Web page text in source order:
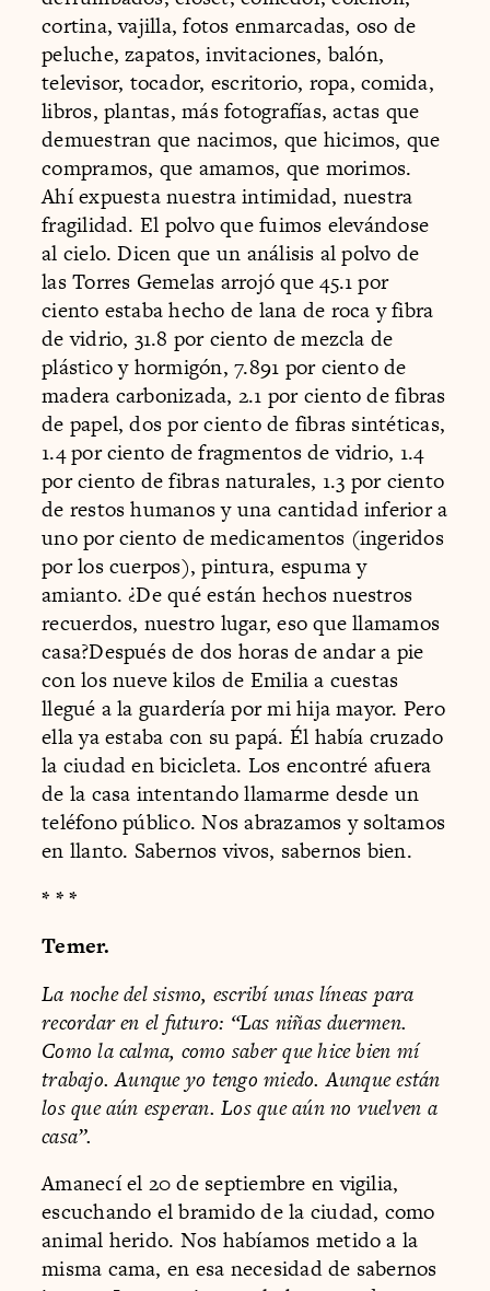
cortina, vajilla, fotos enmarcadas, oso de
peluche, zapatos, invitaciones, balón,
televisor, tocador, escritorio, ropa, comida,
libros, plantas, más fotografías, actas que
demuestran que nacimos, que hicimos, que
compramos, que amamos, que morimos.
Ahí expuesta nuestra intimidad, nuestra
fragilidad. El polvo que fuimos elevándose
al cielo. Dicen que un análisis al polvo de
las Torres Gemelas arrojó que 45.1 por
ciento estaba hecho de lana de roca y fibra
de vidrio, 31.8 por ciento de mezcla de
plástico y hormigón, 7.891 por ciento de
madera carbonizada, 2.1 por ciento de fibras
de papel, dos por ciento de fibras sintéticas,
1.4 por ciento de fragmentos de vidrio, 1.4
por ciento de fibras naturales, 1.3 por ciento
de restos humanos y una cantidad inferior a
uno por ciento de medicamentos (ingeridos
por los cuerpos), pintura, espuma y
amianto. ¿De qué están hechos nuestros
recuerdos, nuestro lugar, eso que llamamos
casa?Después de dos horas de andar a pie
con los nueve kilos de Emilia a cuestas
llegué a la guardería por mi hija mayor. Pero
ella ya estaba con su papá. Él había cruzado
la ciudad en bicicleta. Los encontré afuera
de la casa intentando llamarme desde un
teléfono público. Nos abrazamos y soltamos
en llanto. Sabernos vivos, sabernos bien.
* * *
Temer.
La noche del sismo, escribí unas líneas para
recordar en el futuro: “Las niñas duermen.
Como la calma, como saber que hice bien mí
trabajo. Aunque yo tengo miedo. Aunque están
los que aún esperan. Los que aún no vuelven a
casa”.
Amanecí el 20 de septiembre en vigilia,
escuchando el bramido de la ciudad, como
animal herido. Nos habíamos metido a la
misma cama, en esa necesidad de sabernos